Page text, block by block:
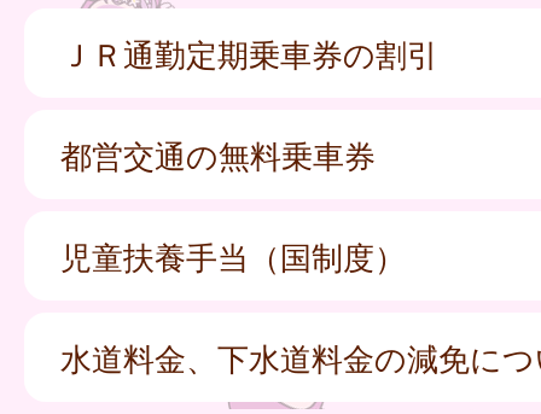
ＪＲ通勤定期乗車券の割引
都営交通の無料乗車券
児童扶養手当（国制度）
水道料金、下水道料金の減免に